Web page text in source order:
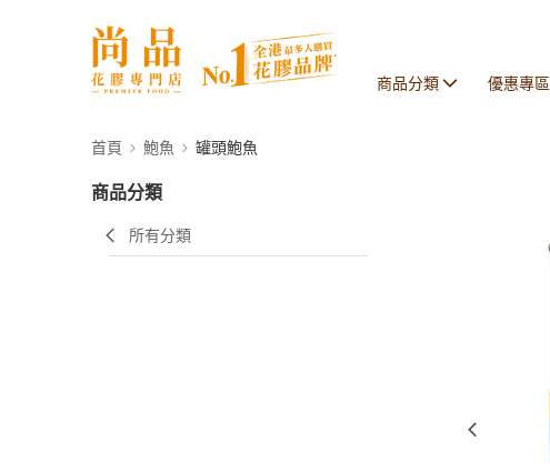
商品分類 優惠專區
首頁 鮑魚 罐頭鮑魚
商品分類
所有分類